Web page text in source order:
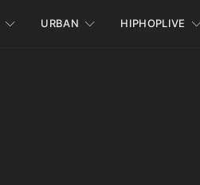
URBAN HIPHOPLIVE